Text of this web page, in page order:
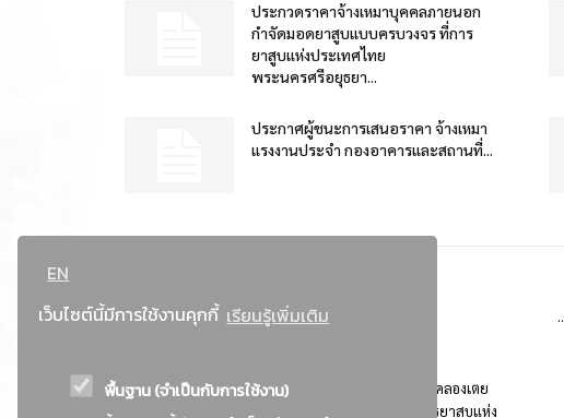
EN
เว็บไซต์นี้มีการใช้งานคุกกี้ เรียนรู้เพิ่มเติม
พื้นฐาน (จำเป็นกับการใช้งาน)
ประกวดราคาจ้างเหมาบุคคลภายนอก
กำจัดมอดยาสูบแบบครบวงจร ที่การ
ยาสูบแห่งประเทศไทย
พระนครศรีอยุธยา...
ประกาศผู้ชนะการเสนอราคา จ้างเหมา
แรงงานประจำ กองอาคารและสถานที่...
ที่อยู่ : 184 ถนนพระรามที่ 4 แขวงคลองเตย เขตคลองเตย
กรุงเทพมหานคร 10110 ติดต่อประชาสัมพันธ์ การยาสูบแห่ง